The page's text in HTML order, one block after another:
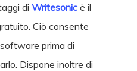
diWritesonic è il
Ciò consente
prima di
Dispone inoltre di